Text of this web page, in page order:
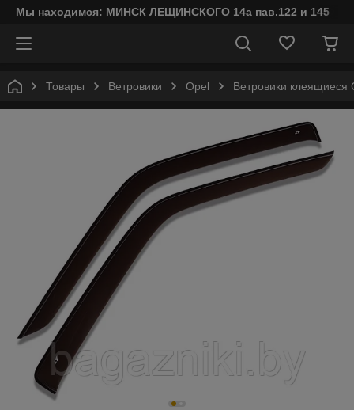
Мы находимся: МИНСК ЛЕЩИНСКОГО 14а пав.122 и 145
Товары Ветровики Opel Ветровики